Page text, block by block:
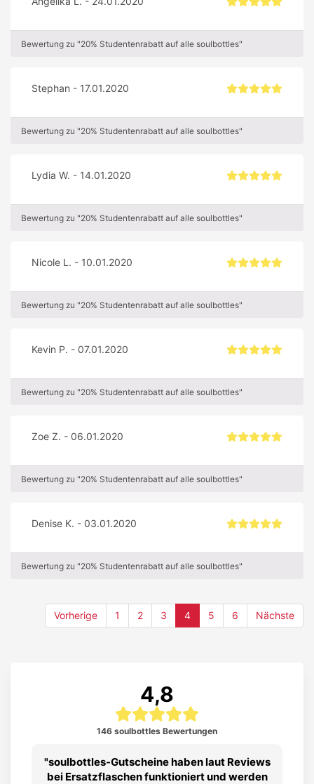
Bewertung zu "20% Studentenrabatt auf alle soulbottles"
Stephan - 17.01.2020
Bewertung zu "20% Studentenrabatt auf alle soulbottles"
Lydia W. - 14.01.2020
Bewertung zu "20% Studentenrabatt auf alle soulbottles"
Nicole L. - 10.01.2020
Bewertung zu "20% Studentenrabatt auf alle soulbottles"
Kevin P. - 07.01.2020
Bewertung zu "20% Studentenrabatt auf alle soulbottles"
Zoe Z. - 06.01.2020
Bewertung zu "20% Studentenrabatt auf alle soulbottles"
Denise K. - 03.01.2020
Bewertung zu "20% Studentenrabatt auf alle soulbottles"
Vorherige 1 2 3 4(current)
5 6 Nächste
4,8
146 soulbottles Bewertungen
soulbottles-Gutscheine haben laut Reviews
bei Ersatzflaschen funktioniert und werden